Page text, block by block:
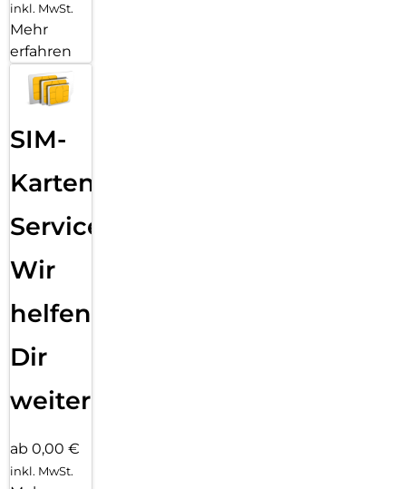
inkl. MwSt.
Mehr
erfahren
SIM-
Karten
Service:
Wir
helfen
Dir
weiter
ab 0,00 €
inkl. MwSt.